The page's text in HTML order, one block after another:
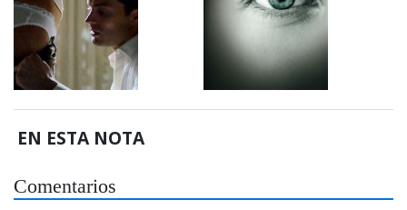
EN ESTA NOTA
Comentarios